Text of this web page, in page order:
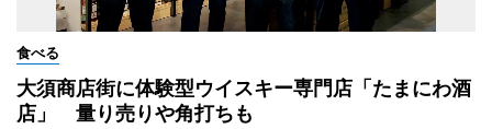
食べる
大須商店街に体験型ウイスキー専門店「たまにわ酒
店」 量り売りや角打ちも